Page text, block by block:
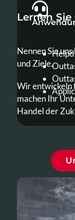
Lernen Sie
Nennen Sie
und Ziele.
Wir entwickeln
machen Ihr
Handel der